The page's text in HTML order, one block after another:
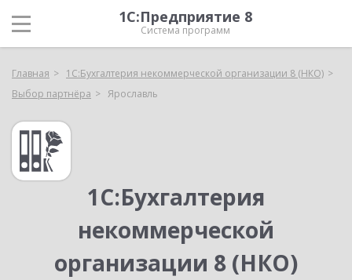
1С:Предприятие 8
Система программ
Главная
1С:Бухгалтерия некоммерческой организации 8 (НКО)
Выбор партнёра
Ярославль
1С:Бухгалтерия
некоммерческой
организации 8 (НКО)